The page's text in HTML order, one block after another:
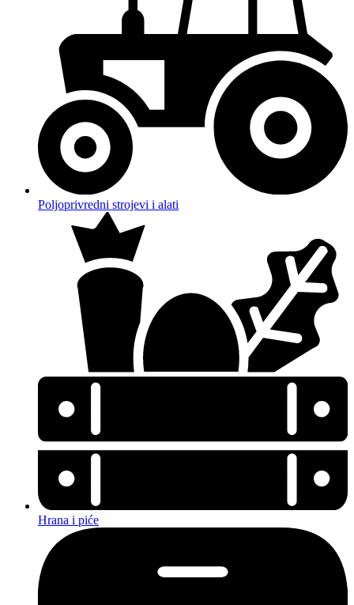
Poljoprivredni strojevi i alati
Hrana i piće